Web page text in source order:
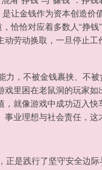
让金钱作为资本创造价
，恰恰对应着多数人“挣
劳动换取，一旦停止
力，不被金钱裹挟、不
戏里困在老鼠洞的玩家
就像游戏中成功迈入快
、事业理想与社会责任，
是践行了坚守安全边